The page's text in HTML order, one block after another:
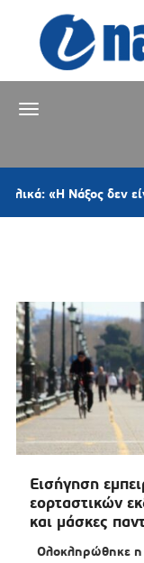
Νάξος δεν είναι
Εισήγηση
εορταστικών
και μάσκες
Ολοκληρώθηκε η